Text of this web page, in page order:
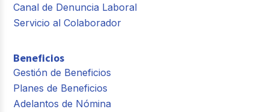
Canal de Denuncia Laboral
Servicio al Colaborador
Beneficios
Gestión de Beneficios
Planes de Beneficios
Adelantos de Nómina